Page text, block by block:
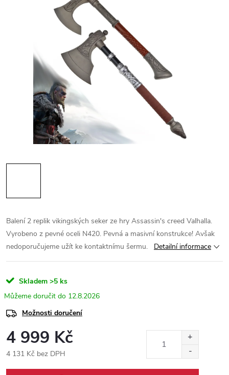
Balení 2 replik vikingských seker ze hry Assassin's creed Valhalla.
Vyrobeno z pevné oceli N420. Pevná a masivní konstrukce! Avšak
nedoporučujeme užít ke kontaktnímu šermu.
Detailní informace
Skladem >5 ks
12.8.2026
Možnosti doručení
4 999 Kč
4 131 Kč bez DPH